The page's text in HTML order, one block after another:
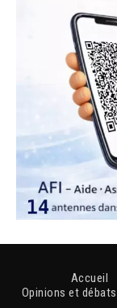
Accueil
Opinions et débats